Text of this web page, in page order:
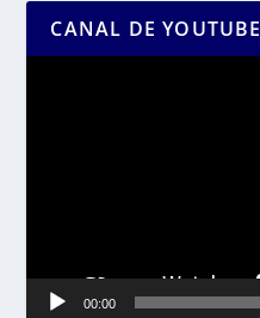
CANAL DE YOUTUBE
00:00